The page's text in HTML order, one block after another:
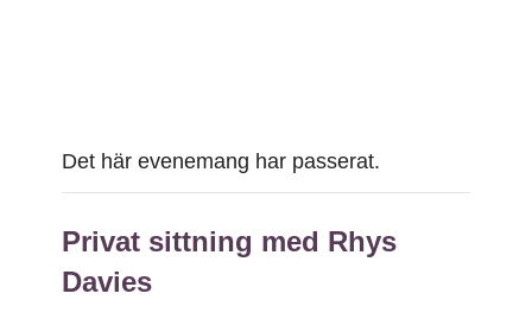
Det här evenemang har passerat.
Privat sittning med Rhys
Davies